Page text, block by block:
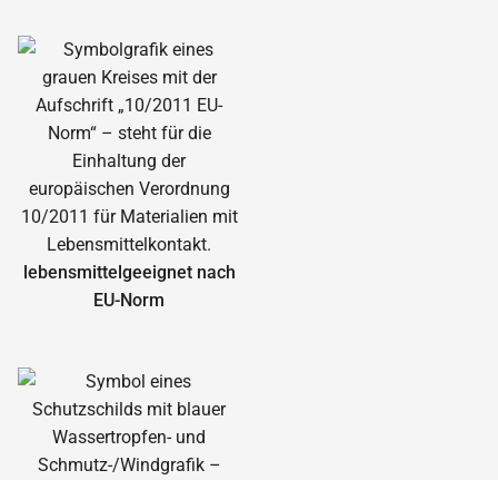
lebensmittelgeeignet nach
EU-Norm